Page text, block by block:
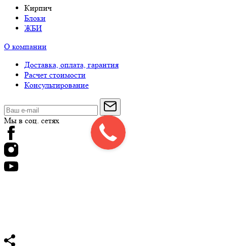
Кирпич
Блоки
ЖБИ
О компании
Доставка, оплата, гарантия
Расчет стоимости
Консультирование
Мы в соц. сетях